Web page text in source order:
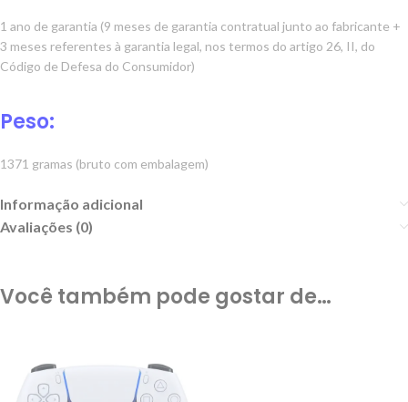
1 ano de garantia (9 meses de garantia contratual junto ao fabricante +
3 meses referentes à garantia legal, nos termos do artigo 26, II, do
Código de Defesa do Consumidor)
Peso:
1371 gramas (bruto com embalagem)
Informação adicional
Avaliações (0)
Você também pode gostar de…